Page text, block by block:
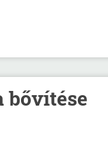
bővítése